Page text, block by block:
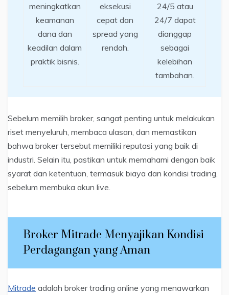
meningkatkan
keamanan
dana dan
keadilan dalam
praktik bisnis.
eksekusi
cepat dan
spread yang
rendah.
24/5 atau
24/7 dapat
dianggap
sebagai
kelebihan
tambahan.
Sebelum memilih broker, sangat penting untuk melakukan
riset menyeluruh, membaca ulasan, dan memastikan
bahwa broker tersebut memiliki reputasi yang baik di
industri. Selain itu, pastikan untuk memahami dengan baik
syarat dan ketentuan, termasuk biaya dan kondisi trading,
sebelum membuka akun live.
Broker Mitrade Menyajikan Kondisi
Perdagangan yang Aman
Mitrade adalah broker trading online yang menawarkan